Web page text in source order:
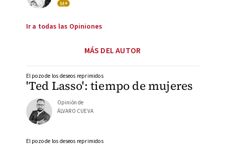
Ir a todas las Opiniones
MÁS DEL AUTOR
'Ted Lasso': tiempo de mujeres
El pozo de los deseos reprimidos
Opinión de
ÁLVARO CUEVA
El pozo de los deseos reprimidos